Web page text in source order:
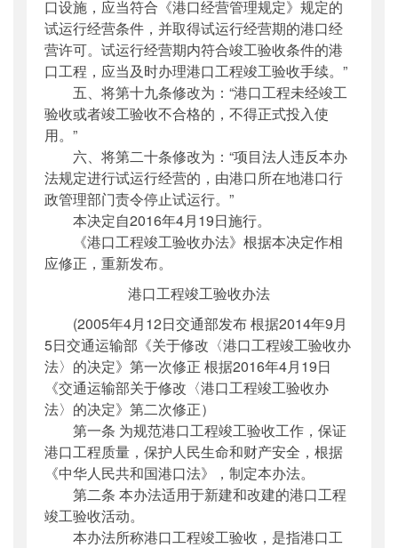
口设施，应当符合《港口经营管理规定》规定的
试运行经营条件，并取得试运行经营期的港口经
营许可。试运行经营期内符合竣工验收条件的港
口工程，应当及时办理港口工程竣工验收手续。”
五、将第十九条修改为：“港口工程未经竣工
验收或者竣工验收不合格的，不得正式投入使
用。”
六、将第二十条修改为：“项目法人违反本办
法规定进行试运行经营的，由港口所在地港口行
政管理部门责令停止试运行。”
本决定自2016年4月19日施行。
《港口工程竣工验收办法》根据本决定作相
应修正，重新发布。
港口工程竣工验收办法
(2005年4月12日交通部发布 根据2014年9月
5日交通运输部《关于修改〈港口工程竣工验收办
法〉的决定》第一次修正 根据2016年4月19日
《交通运输部关于修改〈港口工程竣工验收办
法〉的决定》第二次修正）
第一条 为规范港口工程竣工验收工作，保证
港口工程质量，保护人民生命和财产安全，根据
《中华人民共和国港口法》，制定本办法。
第二条 本办法适用于新建和改建的港口工程
竣工验收活动。
本办法所称港口工程竣工验收，是指港口工